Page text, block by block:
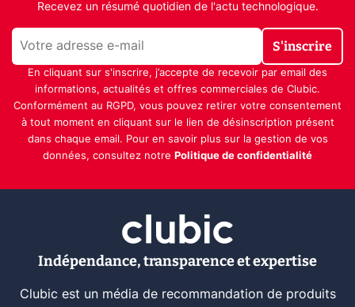
Recevez un résumé quotidien de l'actu technologique.
S'inscrire
En cliquant sur s'inscrire, j’accepte de recevoir par email des
informations, actualités et offres commerciales de Clubic.
Conformément au RGPD, vous pouvez retirer votre consentement
à tout moment en cliquant sur le lien de désinscription présent
dans chaque email. Pour en savoir plus sur la gestion de vos
données, consultez notre Politique de confidentialité
Indépendance, transparence et expertise
Clubic est un média de recommandation de produits